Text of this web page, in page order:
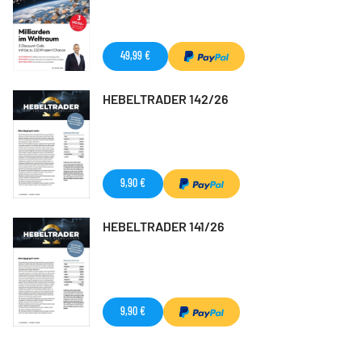
49,99 €
HEBELTRADER 142/26
9,90 €
HEBELTRADER 141/26
9,90 €